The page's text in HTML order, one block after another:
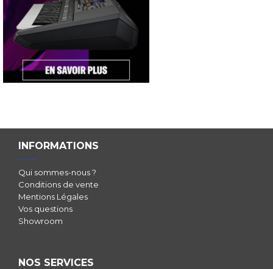
INFORMATIONS
Qui sommes-nous ?
Conditions de vente
Mentions Légales
Vos questions
Showroom
NOS SERVICES